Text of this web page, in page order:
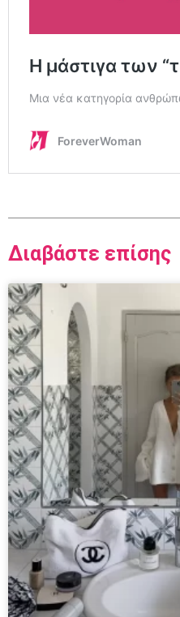
Διαβάστε επίσης